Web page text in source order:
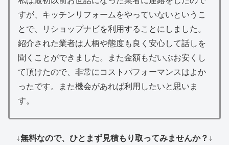
すが、キッチンリフォームをやっていないというこ
とで、リショップナビを利用することにしました。
紹介された業者は人柄や態度も良く安心して話しを
聞くことができました。また金額もだいぶお安くし
て頂けたので、非常にコストパフォーマンスはよか
ったです。また機会があれば利用したいと思いま
す。
↓無料なので、ひとまず見積もり取ってみませんか？↓